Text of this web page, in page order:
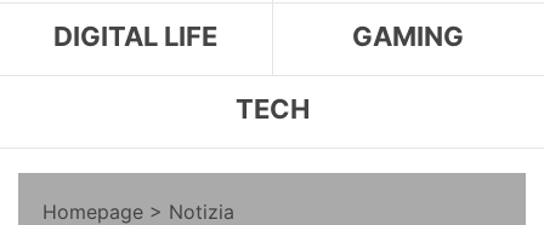
DIGITAL LIFE GAMING
TECH
Homepage > Notizia